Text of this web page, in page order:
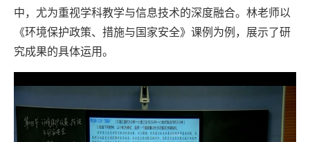
中，尤为重视学科教学与信息技术的深度融合。林老师以
《环境保护政策、措施与国家安全》课例为例，展示了研
究成果的具体运用。